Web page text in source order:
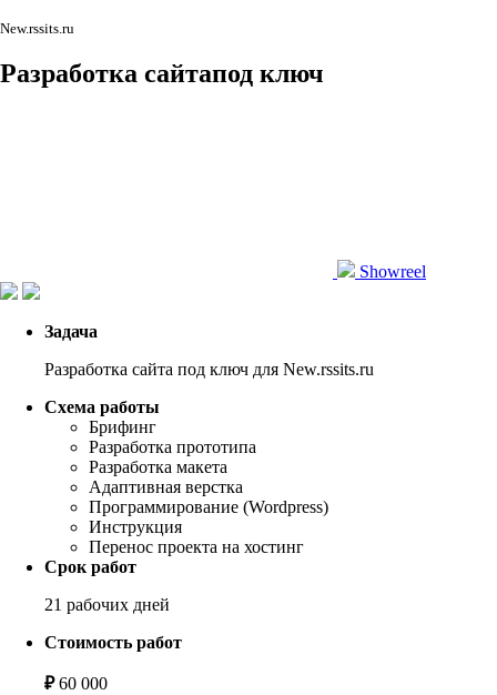
New.rssits.ru
Разработка сайтапод ключ
Showreel
Задача
Разработка сайта под ключ для New.rssits.ru
Схема работы
Брифинг
Разработка прототипа
Разработка макета
Адаптивная верстка
Программирование (Wordpress)
Инструкция
Перенос проекта на хостинг
Срок работ
21 рабочих дней
Стоимость работ
₽60 000